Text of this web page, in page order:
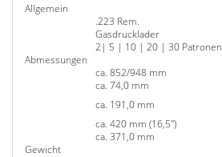
Allgemein
.223 Rem.
Gasdrucklader
2| 5 | 10 | 20 | 30 Patronen
Abmessungen
ca. 852/948 mm
ca. 74,0 mm
ca. 191,0 mm
ca. 420 mm (16,5'')
ca. 371,0 mm
Gewicht